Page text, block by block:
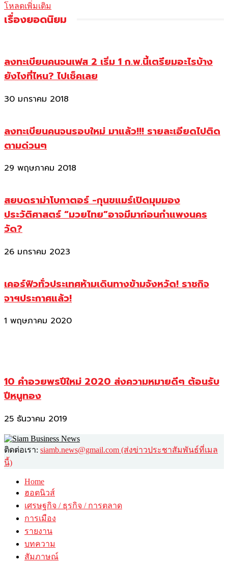
โหลดเพิ่มเติม
เรื่องยอดนิยม
ลงทะเบียนคนจนเฟส 2 เริ่ม 1 ก.พ.นี้เตรียมอะไรบ้าง
ยังไงที่ไหน? ไปเช็คเลย
30 มกราคม 2018
ลงทะเบียนคนจนรอบใหม่ มาแล้ว!!! รายละเอียดไปติด
ตามด่วนๆ
29 พฤษภาคม 2018
สยบดราม่าโบกาตอร์ -กุนขแมร์เปิดมุมมอง
ประวัติศาสตร์ “มวยไทย”อาจมีมาก่อนกำแพงนคร
วัด?
26 มกราคม 2023
เคอร์ฟิวทั่วประเทศห้ามเดินทางข้ามจังหวัด! ราชกิจ
จาฯประกาศแล้ว!
1 พฤษภาคม 2020
10 คำอวยพรปีใหม่ 2020 ส่งความหมายดีๆ ต้อนรับ
ปีหนูทอง
25 ธันวาคม 2019
ติดต่อเรา: siamb.news@gmail.com (ส่งข่าวประชาสัมพันธ์ที่เมล
นี้)
Home
ฮอตนิวส์
เศรษฐกิจ / ธุรกิจ / การตลาด
การเมือง
รายงาน
บทความ
สัมภาษณ์